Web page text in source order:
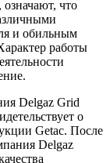
что
и обильным
работы
Delgaz Grid
о
Getac. После
Delgaz